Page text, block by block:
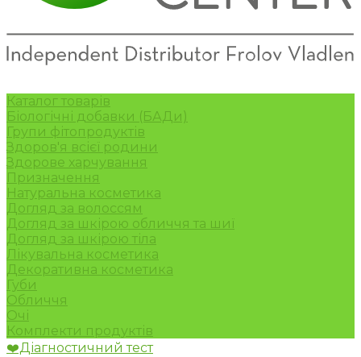
Каталог товарів
Біологічні добавки (БАДи)
Групи фітопродуктів
Здоров'я всієї родини
Здорове харчування
Призначення
Натуральна косметика
Догляд за волоссям
Догляд за шкірою обличчя та шиї
Догляд за шкірою тіла
Лікувальна косметика
Декоративна косметика
Губи
Обличчя
Очі
Комплекти продуктів
❤️Діагностичний тест